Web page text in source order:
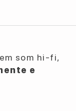
som hi-fi,
e